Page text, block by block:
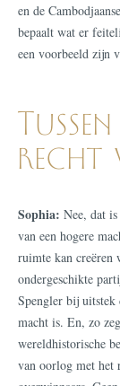
en de
bepaalt wat er
een voorbeeld zijn
recht
Sophia: Nee, dat
van een hogere
ruimte kan creëren
ondergeschikte
Spengler bij
macht is. En, zo
wereldhistorische
van oorlog met het